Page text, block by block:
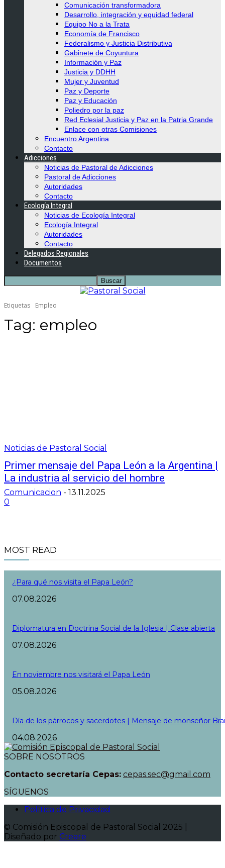
Comunicación transformadora
Desarrollo, integración y equidad federal
Equipo No a la Trata
Economía de Francisco
Federalismo y Justicia Distributiva
Gabinete de Coyuntura
Información y Paz
Justicia y DDHH
Mujer y Juventud
Paz y Deporte
Paz y Educación
Poliedro por la paz
Red Eclesial Justicia y Paz en la Patria Grande
Enlace con otras Comisiones
Encuentro Argentina
Contacto
Adicciones
Noticias de Pastoral de Adicciones
Pastoral de Adicciones
Autoridades
Contacto
Ecología Integral
Noticias de Ecología Integral
Ecología Integral
Autoridades
Contacto
Delegados Regionales
Documentos
Etiquetas Empleo
Tag: empleo
Noticias de Pastoral Social
Primer mensaje del Papa León a la Argentina |
La industria al servicio del hombre
Comunicacion - 13.11.2025
0
MOST READ
¿Para qué nos visita el Papa León?
07.08.2026
Diplomatura en Doctrina Social de la Iglesia | Clase abierta
07.08.2026
En noviembre nos visitará el Papa León
05.08.2026
Día de los párrocos y sacerdotes | Mensaje de monseñor
04.08.2026
SOBRE NOSOTROS
Contacto secretaría Cepas: cepas.sec@gmail.com
SÍGUENOS
Política de Privacidad
© Comisión Episcopal de Pastoral Social 2025 |
Diseñado por Creare